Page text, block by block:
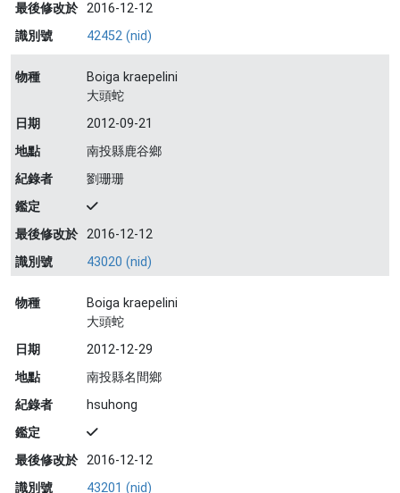
最後修改於 2016-12-12
識別號
42452 (nid)
物種
Boiga kraepelini
大頭蛇
日期
2012-09-21
地點
南投縣鹿谷鄉
紀錄者
劉珊珊
鑑定
最後修改於 2016-12-12
識別號
43020 (nid)
物種
Boiga kraepelini
大頭蛇
日期
2012-12-29
地點
南投縣名間鄉
紀錄者
hsuhong
鑑定
最後修改於 2016-12-12
識別號
43201 (nid)